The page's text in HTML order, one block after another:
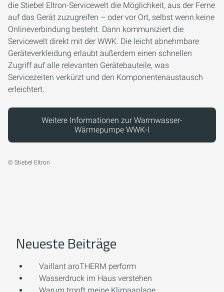
die Stiebel Eltron-Servicewelt die Möglichkeit, aus der Ferne
auf das Gerät zuzugreifen – oder vor Ort, selbst wenn keine
Onlineverbindung besteht. Dann kommuniziert die
Servicewelt direkt mit der WWK. Die leicht abnehmbare
Geräteverkleidung erlaubt außerdem einen schnellen
Zugriff auf alle relevanten Gerätebauteile, was
Servicezeiten verkürzt und den Komponentenaustausch
erleichtert.
Weitere Informationen zur Warmwasser-
Wärmepumpe WWK-I
© Stiebel Eltron
Neueste Beiträge
Vaillant aroTHERM perform
Wasserdruck im Haus verstehen